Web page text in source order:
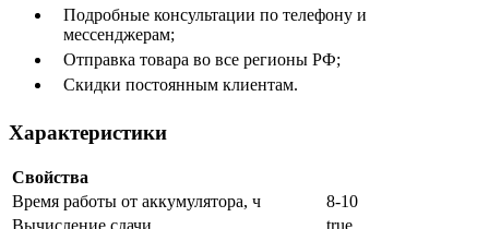
Подробные консультации по телефону и
мессенджерам;
Отправка товара во все регионы РФ;
Скидки постоянным клиентам.
Характеристики
Свойства
Время работы от аккумулятора, ч
8-10